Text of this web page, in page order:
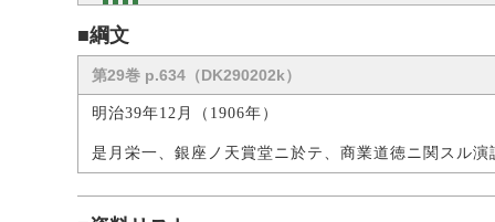
■綱文
第29巻 p.634（DK290202k）
明治39年12月（1906年）
是月栄一、銀座ノ天賞堂ニ於テ、商業道徳ニ関スル